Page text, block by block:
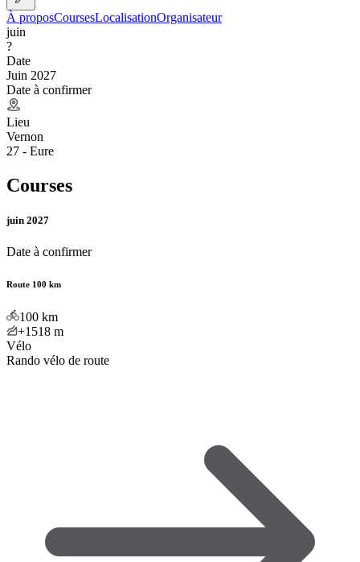
À proposCoursesLocalisationOrganisateur
juin
?
Date
Juin 2027
Date à confirmer
Lieu
Vernon
27 - Eure
Courses
juin 2027
Date à confirmer
Route 100 km
100 km
+1518 m
Vélo
Rando vélo de route